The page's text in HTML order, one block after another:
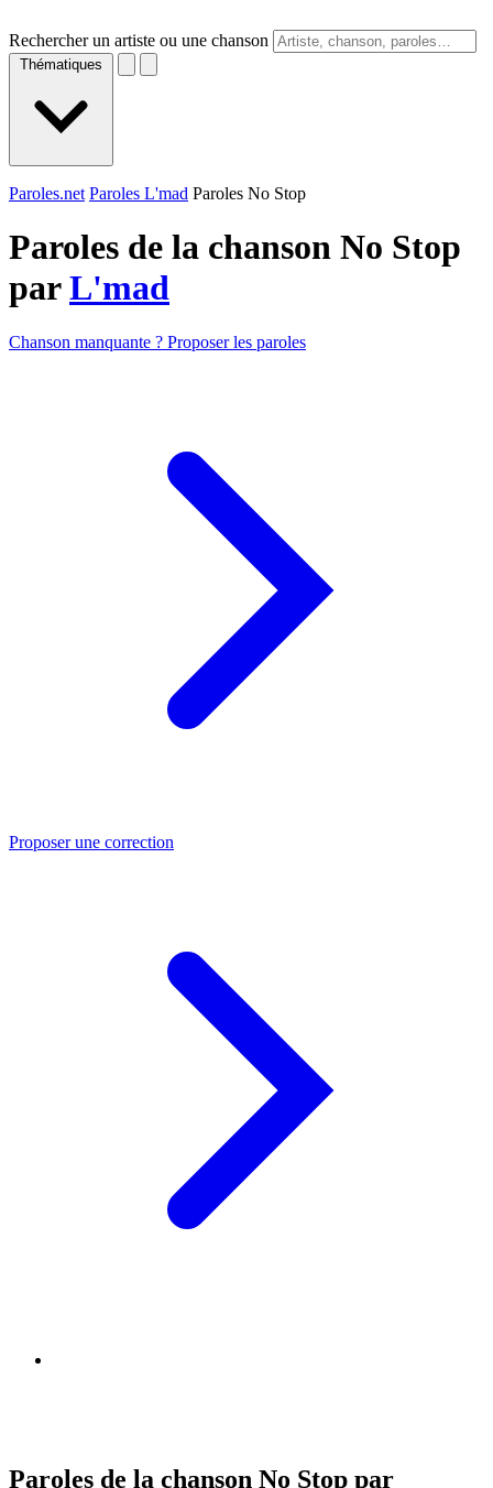
Rechercher un artiste ou une chanson
Thématiques
Paroles.net Paroles L'mad Paroles No Stop
Paroles de la chanson No Stop
parL'mad
Chanson manquante ? Proposer les paroles
Proposer une correction
Paroles de la chanson No Stop par